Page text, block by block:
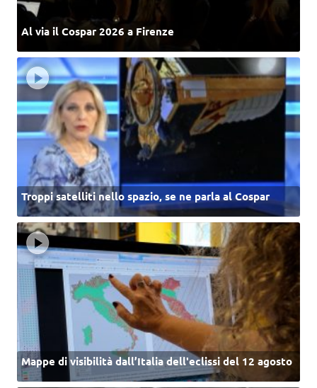
Al via il Cospar 2026 a Firenze
Troppi satelliti nello spazio, se ne parla al Cospar
Mappe di visibilità dall’Italia dell'eclissi del 12 agosto